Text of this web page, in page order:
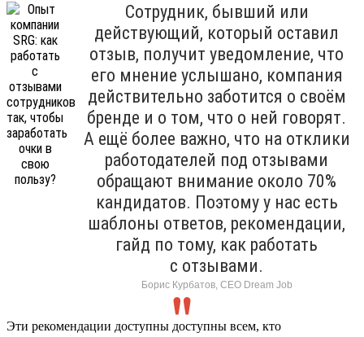
Сотрудник, бывший или
действующий, который оставил
отзыв, получит уведомление, что
его мнение услышано, компания
действительно заботится о своём
бренде и о том, что о ней говорят.
А ещё более важно, что на отклики
работодателей под отзывами
обращают внимание около 70%
кандидатов. Поэтому у нас есть
шаблоны ответов, рекомендации,
гайд по тому, как работать
с отзывами.
Борис Курбатов, CEO Dream Job
Эти рекомендации доступны доступны всем, кто